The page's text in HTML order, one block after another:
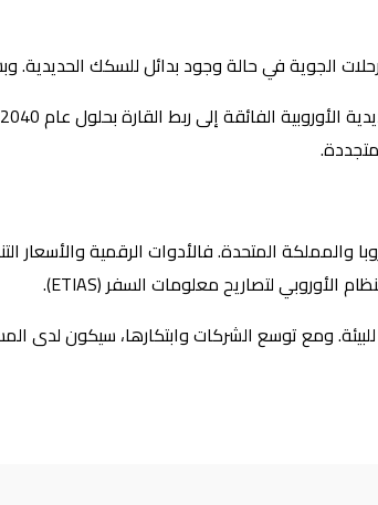
الجوية في حالة وجود بدائل للسكك الحديدية.
والمملكة المتحدة. فالأدوات الرقمية والأسعار
ومع توسع الشركات وابتكارها، سيكون لدى